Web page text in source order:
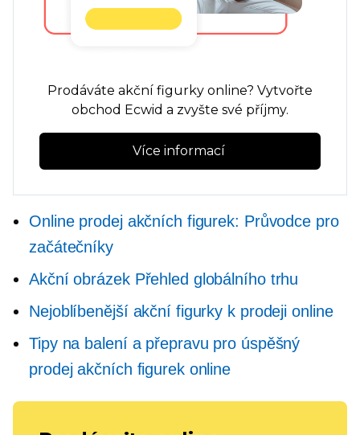
Prodáváte akční figurky online? Vytvořte
obchod Ecwid a zvyšte své příjmy.
Více informací
Online prodej akčních figurek: Průvodce pro
začátečníky
Akční obrázek Přehled globálního trhu
Nejoblíbenější akční figurky k prodeji online
Tipy na balení a přepravu pro úspěšný
prodej akčních figurek online